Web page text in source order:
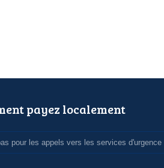
payez localement
pour les appels vers les services d'urgence